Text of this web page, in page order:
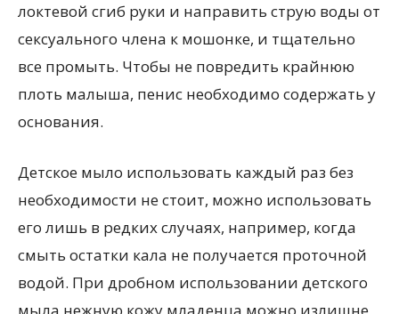
локтевой сгиб руки и направить струю воды от
сексуального члена к мошонке, и тщательно
все промыть. Чтобы не повредить крайнюю
плоть малыша, пенис необходимо содержать у
основания.
Детское мыло использовать каждый раз без
необходимости не стоит, можно использовать
его лишь в редких случаях, например, когда
смыть остатки кала не получается проточной
водой. При дробном использовании детского